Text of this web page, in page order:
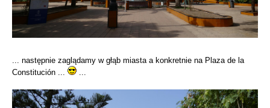
... następnie zaglądamy w głąb miasta a konkretnie na Plaza de la
Constitución ...
...